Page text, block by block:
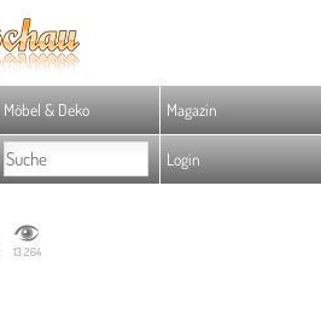
Möbel & Deko Magazin
Login
13.264